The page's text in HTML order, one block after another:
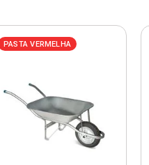
PASTA VERMELHA